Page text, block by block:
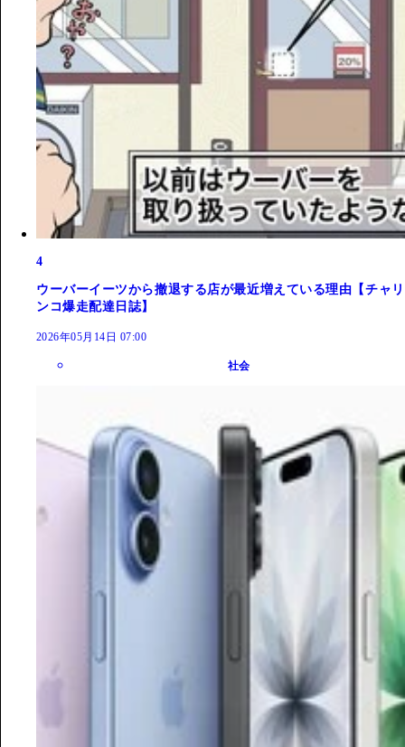
4
ウーバーイーツから撤退する店が最近増えている理由【チャリ
ンコ爆走配達日誌】
2026年05月14日 07:00
社会